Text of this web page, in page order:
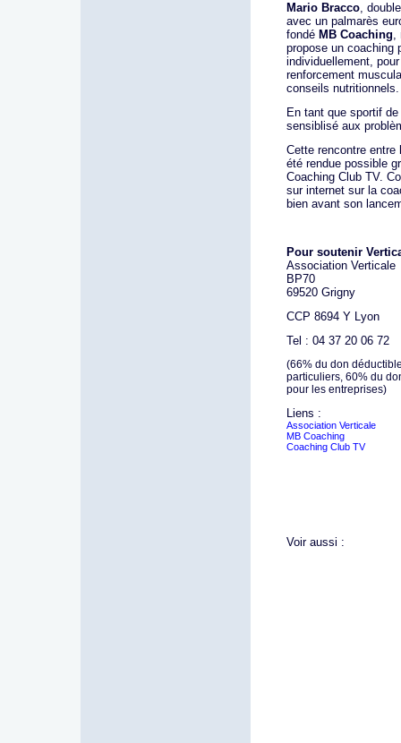
Mario Bracco,
avec un palmarès
fondé MB Coaching,
propose un coaching
individuellement,
renforcement
conseils nutritionnels.
En tant que sportif
sensiblisé aux
Cette rencontre
été rendue possible
Coaching Club TV.
sur internet sur la
bien avant son
Pour soutenir
Association Verticale
BP70
69520 Grigny
CCP 8694 Y Lyon
Tel : 04 37 20 06 72
(66% du don
particuliers, 60% du
pour les entreprises)
Liens :
Association Verticale
MB Coaching
Coaching Club TV
Voir aussi :